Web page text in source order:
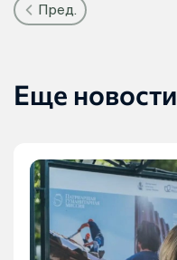
Пред.
Еще новости